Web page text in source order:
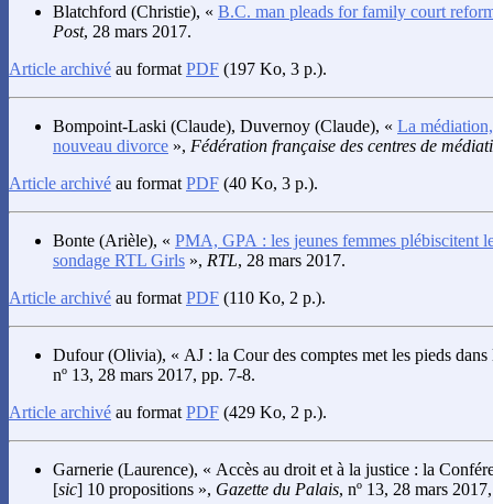
Blatchford (Christie), « B.C. man pleads for family court
Post, 28 mars 2017.
Article archivé au format PDF (197 Ko, 3 p.).
Bompoint-Laski (Claude), Duvernoy (Claude), « La
nouveau divorce », Fédération française des centres de
Article archivé au format PDF (40 Ko, 3 p.).
Bonte (Arièle), « PMA, GPA : les jeunes femmes plébiscitent
sondage RTL Girls », RTL, 28 mars 2017.
Article archivé au format PDF (110 Ko, 2 p.).
Dufour(Olivia), « AJ : la Cour des comptes met les pieds
nº 13, 28 mars 2017, pp. 7-8.
Article archivé au format PDF (429 Ko, 2 p.).
Garnerie (Laurence), « Accès au droit et à la justice : la
[sic] 10 propositions », Gazette du Palais, nº 13, 28 mars